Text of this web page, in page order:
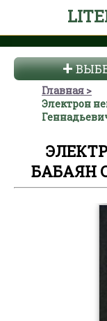
Главная
Электрон
БАБАЯН